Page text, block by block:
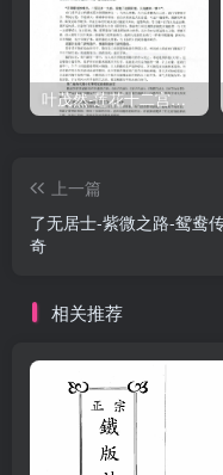
叶茂然-莲花十二宫佛家奇门面授及答疑
上一篇
了无居士-紫微之路-鸳鸯
奇
相关推荐